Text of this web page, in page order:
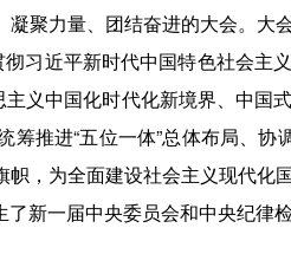
聚力量、团结奋进的大会。
习近平新时代中国特色社会
义中国化时代化新境界、中国
推进“五位一体”总体布局、
，为全面建设社会主义现代
新一届中央委员会和中央纪律检